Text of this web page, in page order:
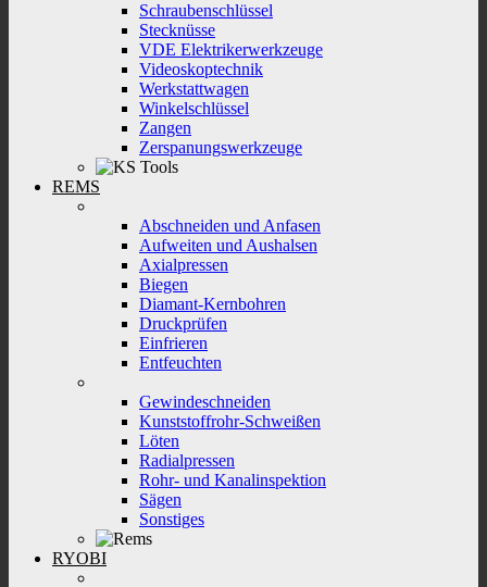
Schraubenschlüssel
Stecknüsse
VDE Elektrikerwerkzeuge
Videoskoptechnik
Werkstattwagen
Winkelschlüssel
Zangen
Zerspanungswerkzeuge
REMS
Abschneiden und Anfasen
Aufweiten und Aushalsen
Axialpressen
Biegen
Diamant-Kernbohren
Druckprüfen
Einfrieren
Entfeuchten
Gewindeschneiden
Kunststoffrohr-Schweißen
Löten
Radialpressen
Rohr- und Kanalinspektion
Sägen
Sonstiges
RYOBI